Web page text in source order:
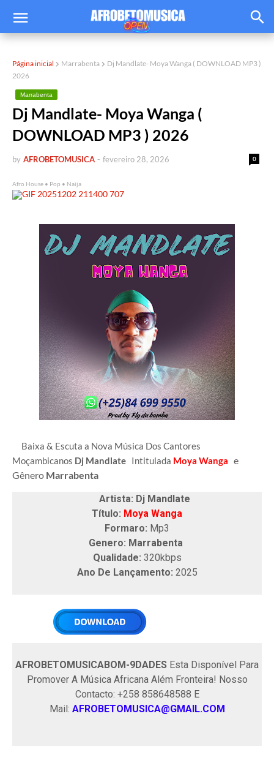
Página inicial Marrabenta
Dj Mandlate- Moya Wanga ( DOWNLOAD MP3 )
2026
Marrabenta
Dj Mandlate- Moya Wanga (
DOWNLOAD MP3 ) 2026
by AFROBETOMUSICA 0
- fevereiro 28, 2026
Afro House • Pop • Naija
Baixa & Escuta a Nova Música Dos Cantores
Moçambicanos Dj Mandlate Intitulada Moya Wanga e
Gênero Marrabenta
Artista: Dj Mandlate
Título: Moya Wanga
Formaro: Mp3
Genero: Marrabenta
Qualidade: 320kbps
Ano De Lançamento: 2025
AFROBETOMUSICABOM-9DADES Esta Disponível Para
Promover A Música Africana Além Fronteira! Nosso
Contacto: +258 858648588 E
Mail: AFROBETOMUSICA@GMAIL.COM